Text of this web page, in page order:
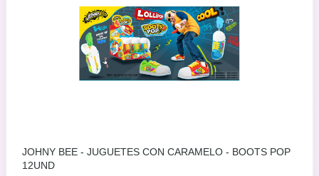
JOHNY BEE - JUGUETES CON CARAMELO - BOOTS POP
12UND